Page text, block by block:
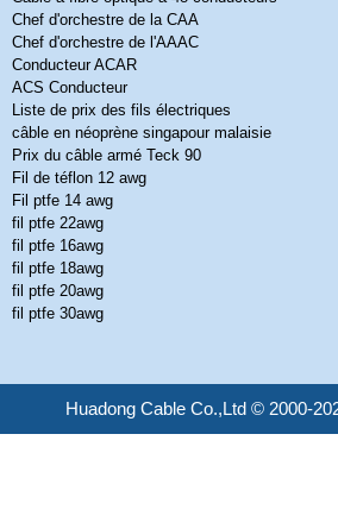
Chef d'orchestre de la CAA
Chef d'orchestre de l'AAAC
Conducteur ACAR
ACS Conducteur
Liste de prix des fils électriques
câble en néoprène singapour malaisie
Prix du câble armé Teck 90
Fil de téflon 12 awg
Fil ptfe 14 awg
fil ptfe 22awg
fil ptfe 16awg
fil ptfe 18awg
fil ptfe 20awg
fil ptfe 30awg
Huadong Cable Co.,Ltd © 2000-